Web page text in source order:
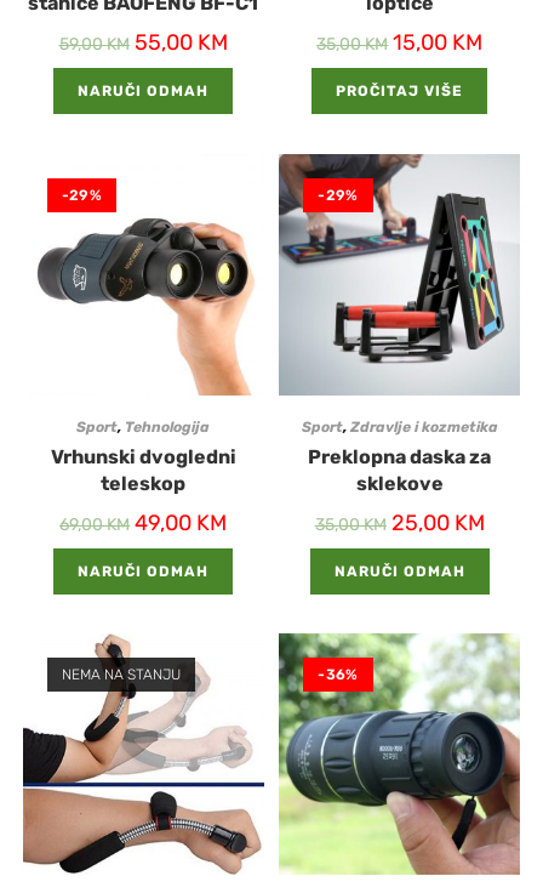
59,00KM 55,00 KM
NARUČI ODMAH
35,00KM 15,00 KM
PROČITAJ VIŠE
-29%
Sport, Tehnologija
Vrhunski dvogledni
teleskop
69,00KM 49,00 KM
NARUČI ODMAH
-29%
Sport, Zdravlje i kozmetika
Preklopna daska za
sklekove
35,00KM 25,00 KM
NARUČI ODMAH
NEMA NA STANJU -36%